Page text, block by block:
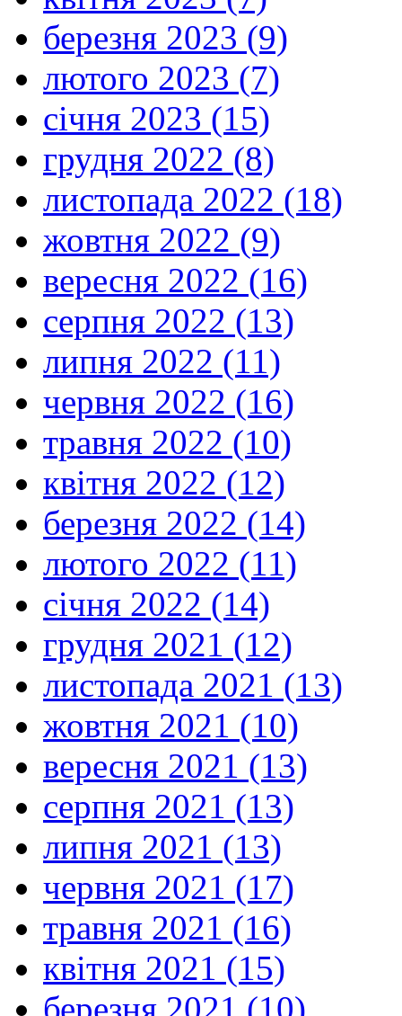
березня 2023 (9)
лютого 2023 (7)
січня 2023 (15)
грудня 2022 (8)
листопада 2022 (18)
жовтня 2022 (9)
вересня 2022 (16)
серпня 2022 (13)
липня 2022 (11)
червня 2022 (16)
травня 2022 (10)
квітня 2022 (12)
березня 2022 (14)
лютого 2022 (11)
січня 2022 (14)
грудня 2021 (12)
листопада 2021 (13)
жовтня 2021 (10)
вересня 2021 (13)
серпня 2021 (13)
липня 2021 (13)
червня 2021 (17)
травня 2021 (16)
квітня 2021 (15)
березня 2021 (10)